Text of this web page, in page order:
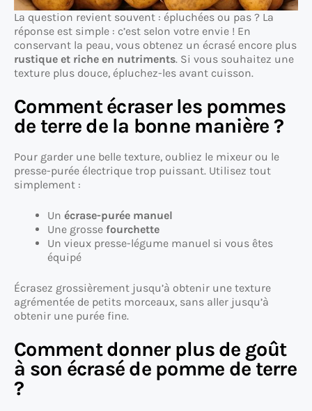
La question revient souvent : épluchées ou pas ? La
réponse est simple : c’est selon votre envie ! En
conservant la peau, vous obtenez un écrasé encore plus
rustique et riche en nutriments. Si vous souhaitez une
texture plus douce, épluchez-les avant cuisson.
Comment écraser les pommes
de terre de la bonne manière ?
Pour garder une belle texture, oubliez le mixeur ou le
presse-purée électrique trop puissant. Utilisez tout
simplement :
Un écrase-purée manuel
Une grosse fourchette
Un vieux presse-légume manuel si vous êtes
équipé
Écrasez grossièrement jusqu’à obtenir une texture
agrémentée de petits morceaux, sans aller jusqu’à
obtenir une purée fine.
Comment donner plus de goût
à son écrasé de pomme de terre
?